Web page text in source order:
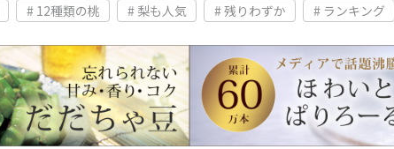
# 12種類の桃 # 梨も人気 # 残りわずか # ランキング